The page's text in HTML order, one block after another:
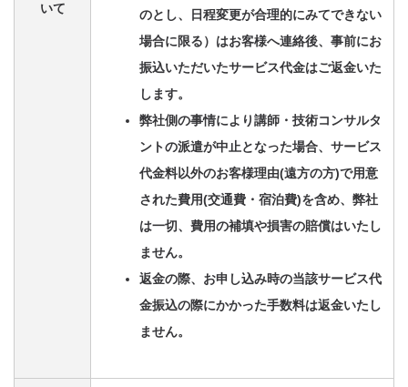
いて
のとし、日程変更が合理的にみてできない
場合に限る）はお客様へ連絡後、事前にお
振込いただいたサービス代金はご返金いた
します。
弊社側の事情により講師・技術コンサルタ
ントの派遣が中止となった場合、サービス
代金料以外のお客様理由(遠方の方)で用意
された費用(交通費・宿泊費)を含め、弊社
は一切、費用の補填や損害の賠償はいたし
ません。
返金の際、お申し込み時の当該サービス代
金振込の際にかかった手数料は返金いたし
ません。